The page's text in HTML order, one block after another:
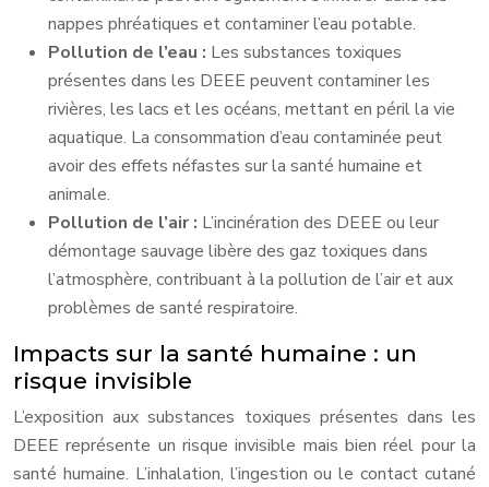
nappes phréatiques et contaminer l’eau potable.
Pollution de l’eau : Les substances toxiques
présentes dans les DEEE peuvent contaminer les
rivières, les lacs et les océans, mettant en péril la vie
aquatique. La consommation d’eau contaminée peut
avoir des effets néfastes sur la santé humaine et
animale.
Pollution de l’air : L’incinération des DEEE ou leur
démontage sauvage libère des gaz toxiques dans
l’atmosphère, contribuant à la pollution de l’air et aux
problèmes de santé respiratoire.
Impacts sur la santé humaine : un
risque invisible
L’exposition aux substances toxiques présentes dans les
DEEE représente un risque invisible mais bien réel pour la
santé humaine. L’inhalation, l’ingestion ou le contact cutané